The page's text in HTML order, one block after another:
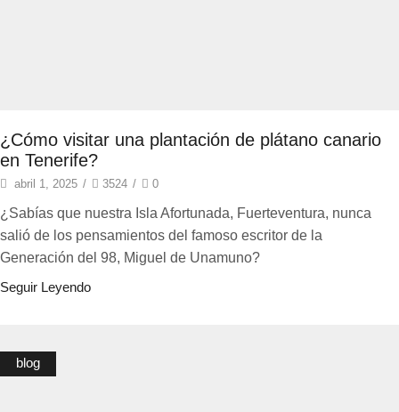
¿Cómo visitar una plantación de plátano canario
en Tenerife?
abril 1, 2025 / 3524 / 0
¿Sabías que nuestra Isla Afortunada, Fuerteventura, nunca
salió de los pensamientos del famoso escritor de la
Generación del 98, Miguel de Unamuno?
Seguir Leyendo
blog